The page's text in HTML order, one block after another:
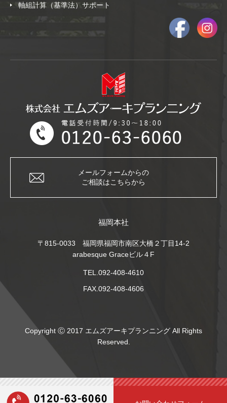
軸組計算（基準法）サポート
メールフォームからの
ご相談はこちらから
福岡本社
〒815-0033 福岡県福岡市南区大橋２丁目14-2
arabesque Graceビル４F
TEL.092-408-4610
FAX.092-408-4606
Copyright Ⓒ 2017 エムズアーキプランニング All Rights
Reserved.